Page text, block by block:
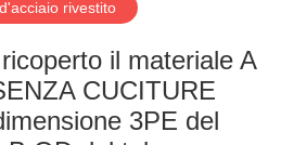
rivestito
il materiale A
CUCITURE
3PE del